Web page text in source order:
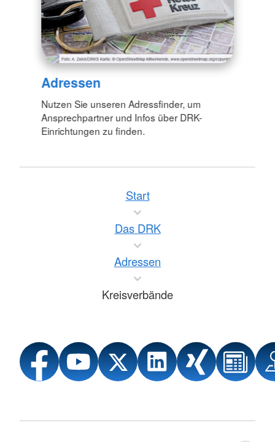
Adressen
Nutzen Sie unseren Adressfinder, um
Ansprechpartner und Infos über DRK-
Einrichtungen zu finden.
Start
Das DRK
Adressen
Kreisverbände